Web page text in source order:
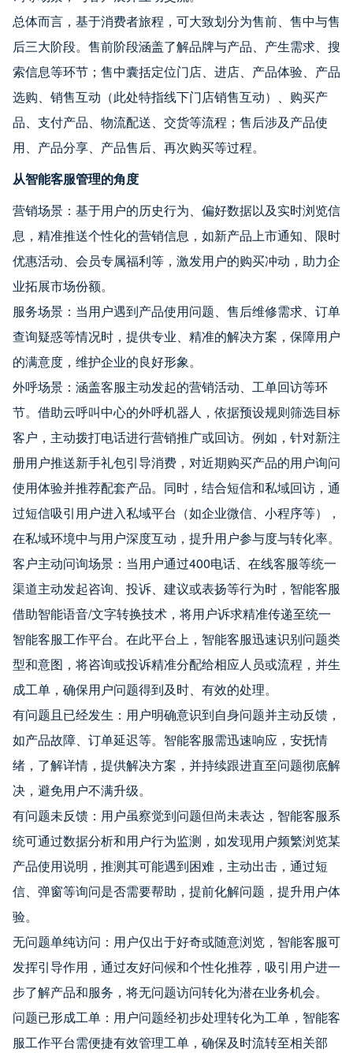
总体而言，基于消费者旅程，可大致划分为售前、售中与售
后三大阶段。售前阶段涵盖了解品牌与产品、产生需求、搜
索信息等环节；售中囊括定位门店、进店、产品体验、产品
选购、销售互动（此处特指线下门店销售互动）、购买产
品、支付产品、物流配送、交货等流程；售后涉及产品使
用、产品分享、产品售后、再次购买等过程。
从智能客服管理的角度
营销场景：基于用户的历史行为、偏好数据以及实时浏览信
息，精准推送个性化的营销信息，如新产品上市通知、限时
优惠活动、会员专属福利等，激发用户的购买冲动，助力企
业拓展市场份额。
服务场景：当用户遇到产品使用问题、售后维修需求、订单
查询疑惑等情况时，提供专业、精准的解决方案，保障用户
的满意度，维护企业的良好形象。
外呼场景：涵盖客服主动发起的营销活动、工单回访等环
节。借助云呼叫中心的外呼机器人，依据预设规则筛选目标
客户，主动拨打电话进行营销推广或回访。例如，针对新注
册用户推送新手礼包引导消费，对近期购买产品的用户询问
使用体验并推荐配套产品。同时，结合短信和私域回访，通
过短信吸引用户进入私域平台（如企业微信、小程序等），
在私域环境中与用户深度互动，提升用户参与度与转化率。
客户主动问询场景：当用户通过400电话、在线客服等统一
渠道主动发起咨询、投诉、建议或表扬等行为时，智能客服
借助智能语音/文字转换技术，将用户诉求精准传递至统一
智能客服工作平台。在此平台上，智能客服迅速识别问题类
型和意图，将咨询或投诉精准分配给相应人员或流程，并生
成工单，确保用户问题得到及时、有效的处理。
有问题且已经发生：用户明确意识到自身问题并主动反馈，
如产品故障、订单延迟等。智能客服需迅速响应，安抚情
绪，了解详情，提供解决方案，并持续跟进直至问题彻底解
决，避免用户不满升级。
有问题未反馈：用户虽察觉到问题但尚未表达，智能客服系
统可通过数据分析和用户行为监测，如发现用户频繁浏览某
产品使用说明，推测其可能遇到困难，主动出击，通过短
信、弹窗等询问是否需要帮助，提前化解问题，提升用户体
验。
无问题单纯访问：用户仅出于好奇或随意浏览，智能客服可
发挥引导作用，通过友好问候和个性化推荐，吸引用户进一
步了解产品和服务，将无问题访问转化为潜在业务机会。
问题已形成工单：用户问题经初步处理转化为工单，智能客
服工作平台需便捷有效管理工单，确保及时流转至相关部